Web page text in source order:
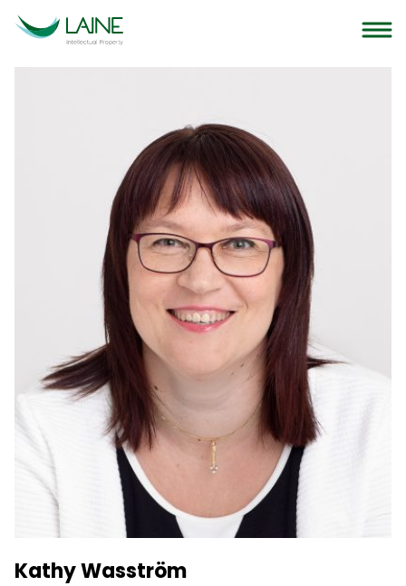
Kathy Wasström